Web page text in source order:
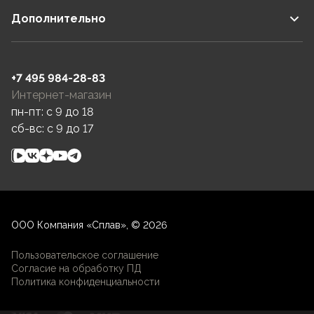
Дополнительно
+7 495 984-28-83
Интернет-магазин
пн-пт: c 9 до 18
сб-вс: c 9 до 17
ООО Компания «Сплав», © 2026
Пользовательское соглашение
Согласие на обработку ПД
Политика конфиденциальности